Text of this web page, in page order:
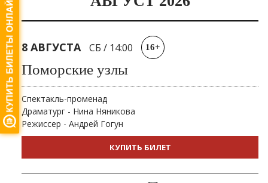
8 АВГУСТА СБ / 14:00 16+
Поморские узлы
Спектакль-променад
Драматург - Нина Няникова
Режиссер - Андрей Гогун
КУПИТЬ БИЛЕТ